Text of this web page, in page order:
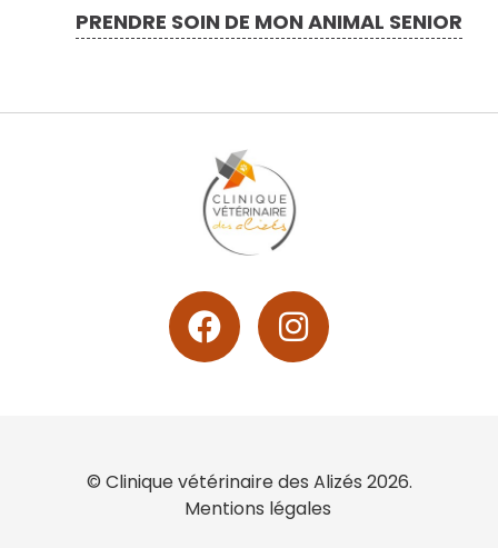
PRENDRE SOIN DE MON ANIMAL SENIOR
© Clinique vétérinaire des Alizés 2026.
Mentions légales